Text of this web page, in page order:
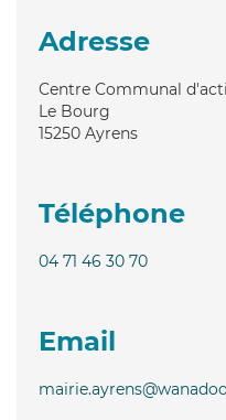
Adresse
Centre Communal
Le Bourg
15250 Ayrens
Téléphone
04 71 46 30 70
Email